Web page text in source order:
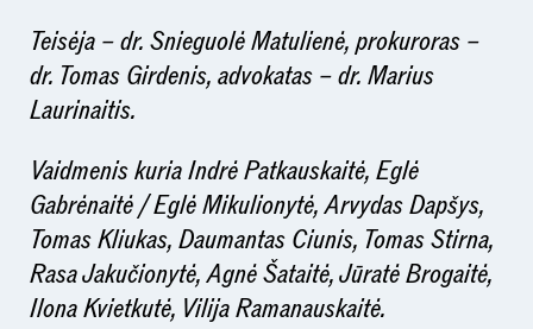
Teisėja – dr. Snieguolė Matulienė, prokuroras –
dr. Tomas Girdenis, advokatas – dr. Marius
Laurinaitis.
Vaidmenis kuria Indrė Patkauskaitė, Eglė
Gabrėnaitė / Eglė Mikulionytė, Arvydas Dapšys,
Tomas Kliukas, Daumantas Ciunis, Tomas Stirna,
Rasa Jakučionytė, Agnė Šataitė, Jūratė Brogaitė,
Ilona Kvietkutė, Vilija Ramanauskaitė.